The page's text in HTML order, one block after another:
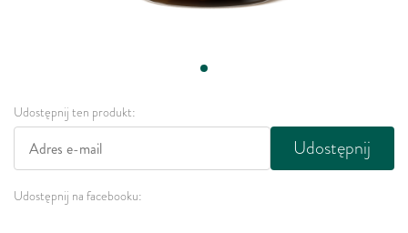
Udostępnij ten produkt:
Udostępnij
Udostępnij na facebooku: